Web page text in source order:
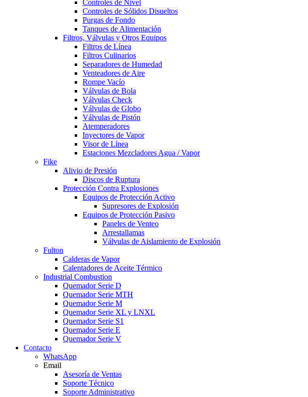
Controles de Nivel
Controles de Sólidos Disueltos
Purgas de Fondo
Tanques de Alimentación
Filtros, Válvulas y Otros Equipos
Filtros de Línea
Filtros Culinarios
Separadores de Humedad
Venteadores de Aire
Rompe Vacío
Válvulas de Bola
Válvulas Check
Válvulas de Globo
Válvulas de Pistón
Atemperadores
Inyectores de Vapor
Visor de Línea
Estaciones Mezcladores Agua / Vapor
Fike
Alivio de Presión
Discos de Ruptura
Protección Contra Explosiones
Equipos de Protección Activo
Supresores de Explosión
Equipos de Protección Pasivo
Paneles de Venteo
Arrestallamas
Válvulas de Aislamiento de Explosión
Fulton
Calderas de Vapor
Calentadores de Aceite Térmico
Industrial Combustion
Quemador Serie D
Quemador Serie MTH
Quemador Serie M
Quemador Serie XL y LNXL
Quemador Serie S1
Quemador Serie E
Quemador Serie V
Contacto
WhatsApp
Email
Asesoría de Ventas
Soporte Técnico
Soporte Administrativo